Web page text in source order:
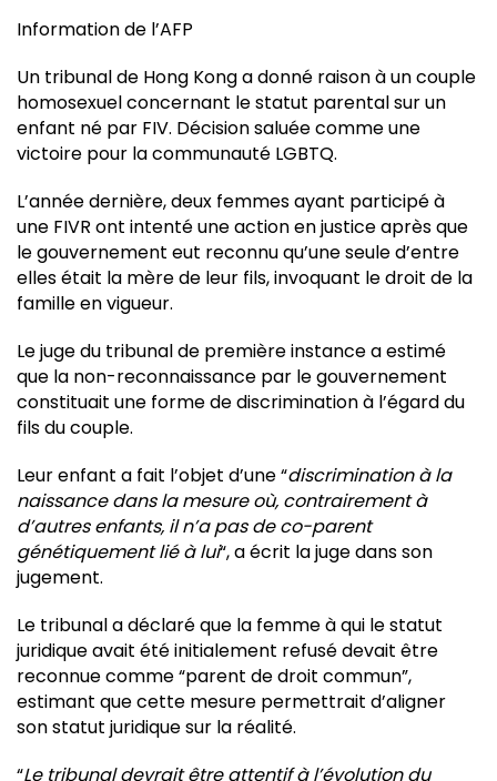
Information de l’AFP
Un tribunal de Hong Kong a donné raison à un couple
homosexuel concernant le statut parental sur un
enfant né par FIV. Décision saluée comme une
victoire pour la communauté LGBTQ.
L’année dernière, deux femmes ayant participé à
une FIVR ont intenté une action en justice après que
le gouvernement eut reconnu qu’une seule d’entre
elles était la mère de leur fils, invoquant le droit de la
famille en vigueur.
Le juge du tribunal de première instance a estimé
que la non-reconnaissance par le gouvernement
constituait une forme de discrimination à l’égard du
fils du couple.
Leur enfant a fait l’objet d’une “discrimination à la
naissance dans la mesure où, contrairement à
d’autres enfants, il n’a pas de co-parent
génétiquement lié à lui“, a écrit la juge dans son
jugement.
Le tribunal a déclaré que la femme à qui le statut
juridique avait été initialement refusé devait être
reconnue comme “parent de droit commun”,
estimant que cette mesure permettrait d’aligner
son statut juridique sur la réalité.
“Le tribunal devrait être attentif à l’évolution du